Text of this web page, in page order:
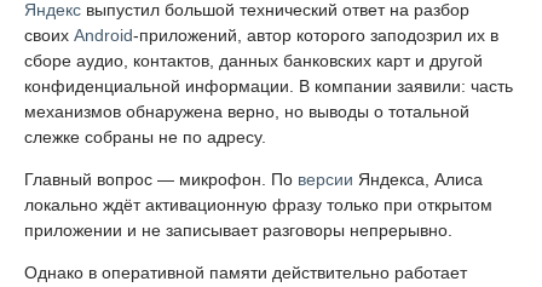
Яндекс выпустил большой технический ответ на разбор
своих Android-приложений, автор которого заподозрил их в
сборе аудио, контактов, данных банковских карт и другой
конфиденциальной информации. В компании заявили: часть
механизмов обнаружена верно, но выводы о тотальной
слежке собраны не по адресу.
Главный вопрос — микрофон. По версии Яндекса, Алиса
локально ждёт активационную фразу только при открытом
приложении и не записывает разговоры непрерывно.
Однако в оперативной памяти действительно работает